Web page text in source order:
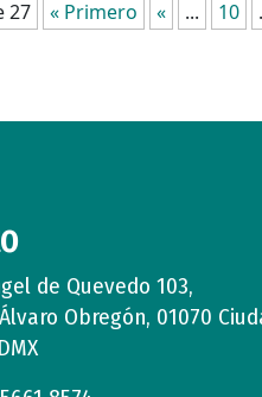
27 « Primero « ... 10
de Quevedo 103,
Obregón, 01070